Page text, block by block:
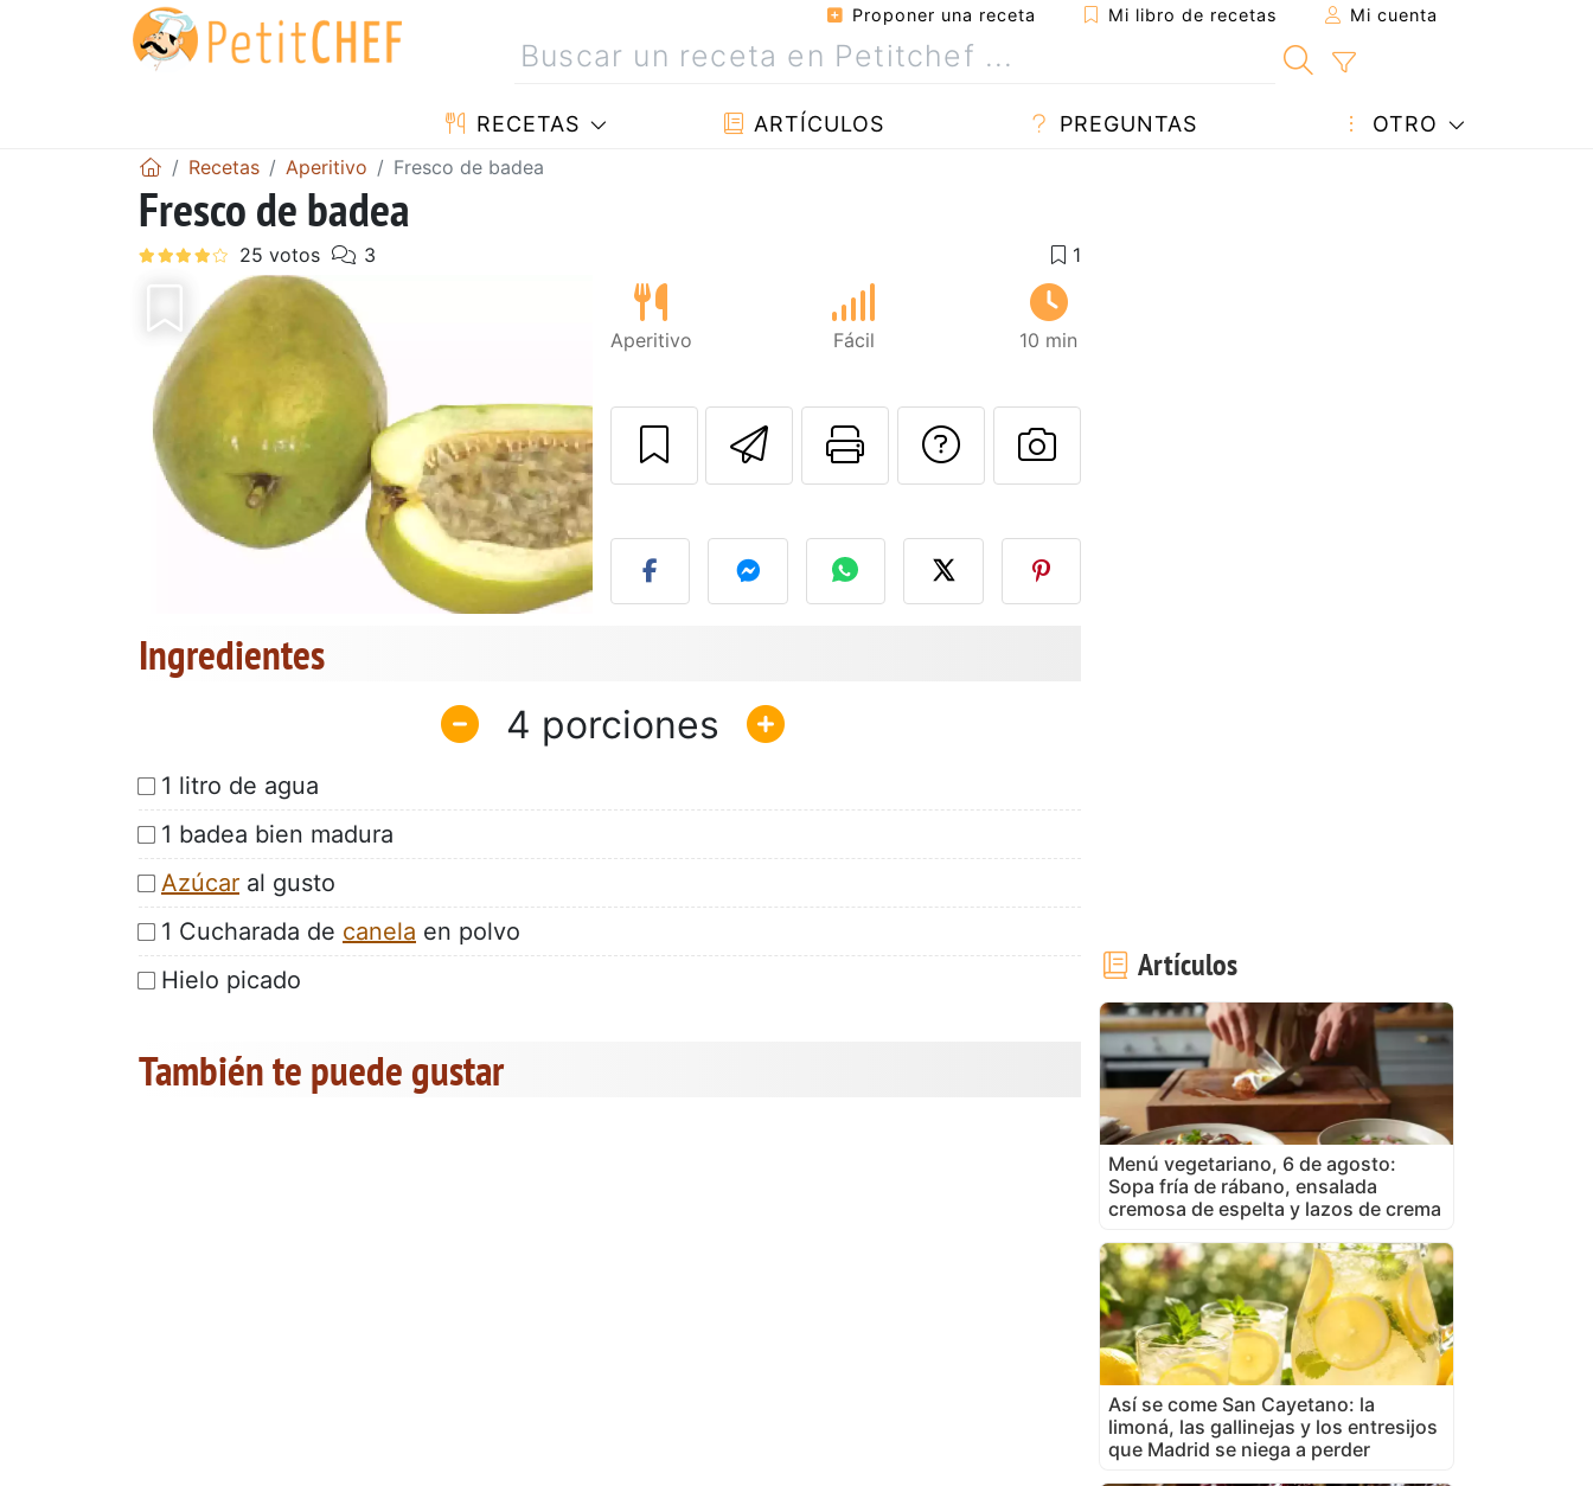
Proponer una receta Mi libro de recetas Mi cuenta
RECETAS ARTÍCULOS PREGUNTAS OTRO
Recetas Aperitivo Fresco de badea
Fresco de badea
Aperitivo Fácil 10 min
Enviar esta receta a un amigo
Imprimir esta página
Preguntar al autor
Publicar la foto de esta receta
Ingredientes
4
1 litro de agua
1 badea bien madura
Azúcar al gusto
1 Cucharada de canela en polvo
Hielo picado
También te puede gustar
Artículos
Menú vegetariano, 6 de agosto:
Sopa fría de rábano, ensalada
cremosa de espelta y lazos de crema
Así se come San Cayetano: la
limoná, las gallinejas y los entresijos
que Madrid se niega a perder